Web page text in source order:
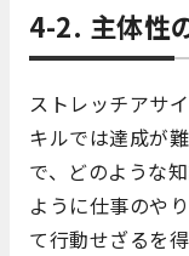
4-2. 主体性
ストレッチアサ
キルでは達成が
で、どのような
ように仕事のや
て行動せざるを